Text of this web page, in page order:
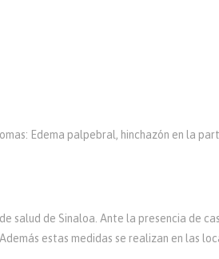
Edema palpebral, hinchazón en la
salud de Sinaloa. Ante la presencia de
estas medidas se realizan en las